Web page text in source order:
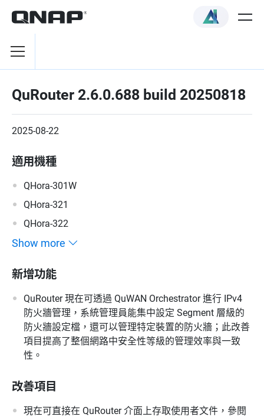
QuRouter 2.6.0.688 build 20250818
2025-08-22
適用機種
QHora-301W
QHora-321
QHora-322
Show more
新增功能
QuRouter 現在可透過 QuWAN Orchestrator 進行 IPv4
防火牆管理，系統管理員能集中設定 Segment 層級的
防火牆設定檔，還可以管理特定裝置的防火牆；此改善
項目提高了整個網路中安全性等級的管理效率與一致
性。
改善項目
現在可直接在 QuRouter 介面上存取使用者文件，參閱